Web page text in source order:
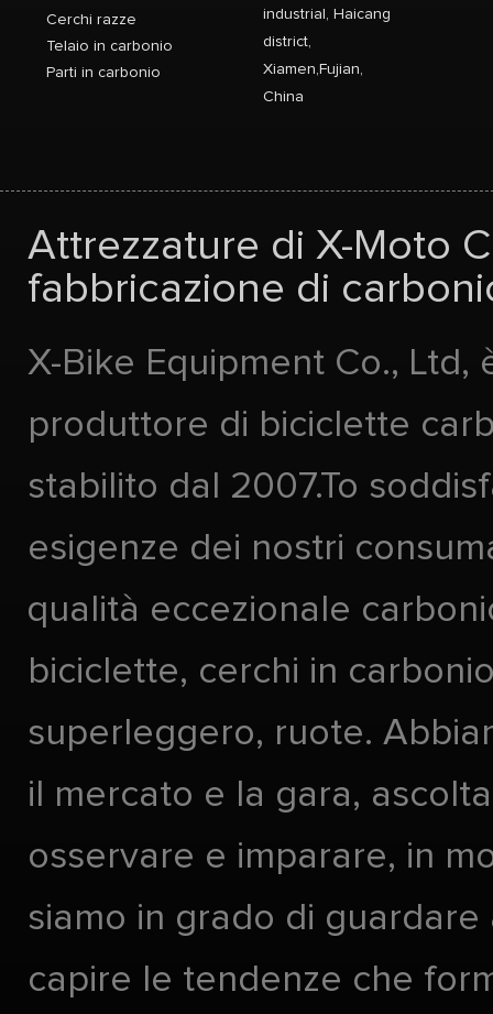
Cerchi razze
Telaio in carbonio
Parti in carbonio
industrial, Haicang
district,
Xiamen,Fujian,
China
Attrezzature di X-Moto
fabbricazione di
X-Bike Equipment Co., Ltd,
produttore di biciclette
stabilito dal 2007.To
esigenze dei nostri
qualità eccezionale
biciclette, cerchi in
superleggero, ruote.
il mercato e la gara,
osservare e imparare, in
siamo in grado di guardare
capire le tendenze che